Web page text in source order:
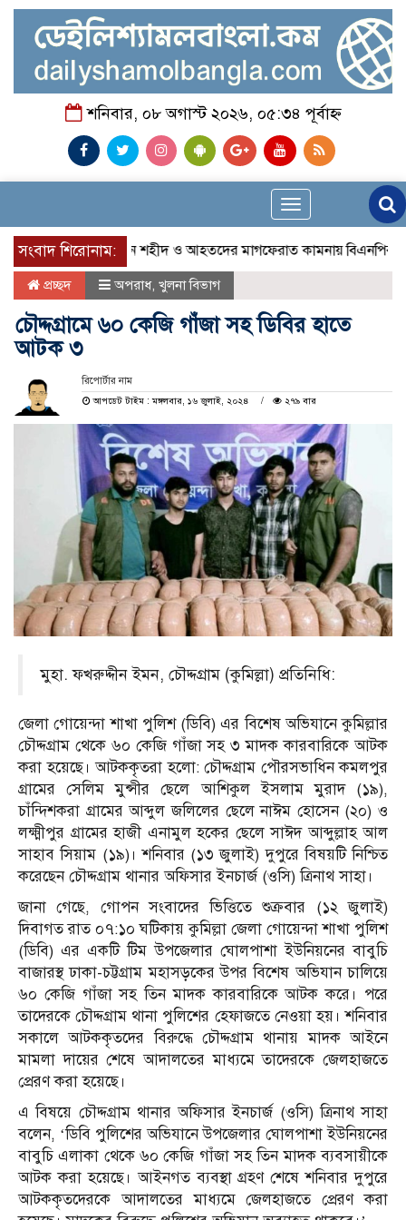
শনিবার, ০৮ অগাস্ট ২০২৬, ০৫:৩৪ পূর্বাহ্ন
Toggle
navigation
সংবাদ শিরোনাম:
জুলাই গণ-অভ্যুত্থানে শহীদ ও আহতদের মাগফেরাত কামনায় বিএনপির দোয়া
প্রচ্ছদ অপরাধ, খুলনা বিভাগ
চৌদ্দগ্রামে ৬০ কেজি গাঁজা সহ ডিবির হাতে
আটক ৩
রিপোর্টার নাম
আপডেট টাইম : মঙ্গলবার, ১৬ জুলাই, ২০২৪
২৭৯ বার
মুহা. ফখরুদ্দীন ইমন, চৌদ্দগ্রাম (কুমিল্লা) প্রতিনিধি:
জেলা গোয়েন্দা শাখা পুলিশ (ডিবি) এর বিশেষ অভিযানে কুমিল্লার
চৌদ্দগ্রাম থেকে ৬০ কেজি গাঁজা সহ ৩ মাদক কারবারিকে আটক
করা হয়েছে। আটককৃতরা হলো: চৌদ্দগ্রাম পৌরসভাধিন কমলপুর
গ্রামের সেলিম মুন্সীর ছেলে আশিকুল ইসলাম মুরাদ (১৯),
চাঁন্দিশকরা গ্রামের আব্দুল জলিলের ছেলে নাঈম হোসেন (২০) ও
লক্ষ্মীপুর গ্রামের হাজী এনামুল হকের ছেলে সাঈদ আব্দুল্লাহ আল
সাহাব সিয়াম (১৯)। শনিবার (১৩ জুলাই) দুপুরে বিষয়টি নিশ্চিত
করেছেন চৌদ্দগ্রাম থানার অফিসার ইনচার্জ (ওসি) ত্রিনাথ সাহা।
জানা গেছে, গোপন সংবাদের ভিত্তিতে শুক্রবার (১২ জুলাই)
দিবাগত রাত ০৭:১০ ঘটিকায় কুমিল্লা জেলা গোয়েন্দা শাখা পুলিশ
(ডিবি) এর একটি টিম উপজেলার ঘোলপাশা ইউনিয়নের বাবুচি
বাজারস্থ ঢাকা-চট্টগ্রাম মহাসড়কের উপর বিশেষ অভিযান চালিয়ে
৬০ কেজি গাঁজা সহ তিন মাদক কারবারিকে আটক করে। পরে
তাদেরকে চৌদ্দগ্রাম থানা পুলিশের হেফাজতে নেওয়া হয়। শনিবার
সকালে আটককৃতদের বিরুদ্ধে চৌদ্দগ্রাম থানায় মাদক আইনে
মামলা দায়ের শেষে আদালতের মাধ্যমে তাদেরকে জেলহাজতে
প্রেরণ করা হয়েছে।
এ বিষয়ে চৌদ্দগ্রাম থানার অফিসার ইনচার্জ (ওসি) ত্রিনাথ সাহা
বলেন, ‘ডিবি পুলিশের অভিযানে উপজেলার ঘোলপাশা ইউনিয়নের
বাবুচি এলাকা থেকে ৬০ কেজি গাঁজা সহ তিন মাদক ব্যবসায়ীকে
আটক করা হয়েছে। আইনগত ব্যবস্থা গ্রহণ শেষে শনিবার দুপুরে
আটককৃতদেরকে আদালতের মাধ্যমে জেলহাজতে প্রেরণ করা